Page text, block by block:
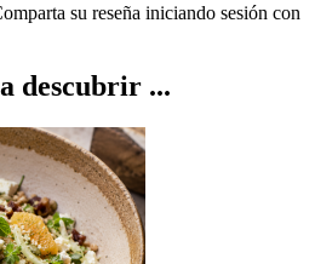
su reseña iniciando sesión con
descubrir ...